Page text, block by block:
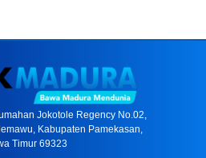
Jokotole Regency No.02,
Kabupaten Pamekasan,
Timur 69323